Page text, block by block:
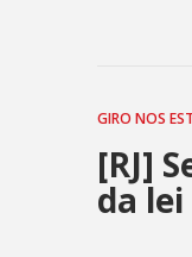
GIRO NOS
[RJ]
da lei